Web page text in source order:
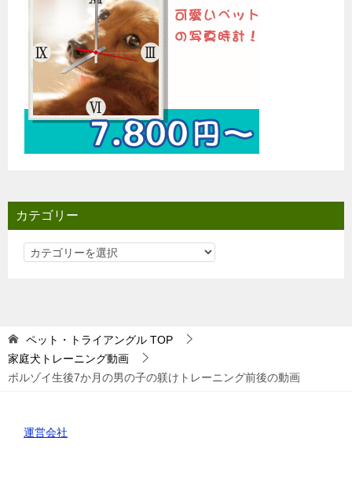
カテゴリー
カ
ペット・トライアングル TOP
家庭犬トレーニング動画
ボルゾイ生後7か月の男の子の躾けトレーニング前後の動画
運営会社